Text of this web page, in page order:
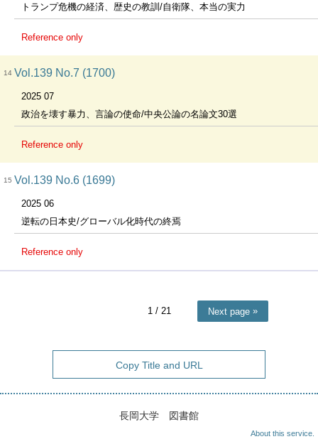
トランプ危機の経済、歴史の教訓/自衛隊、本当の実力
Reference only
14 Vol.139 No.7 (1700)
2025 07
政治を壊す暴力、言論の使命/中央公論の名論文30選
Reference only
15 Vol.139 No.6 (1699)
2025 06
逆転の日本史/グローバル化時代の終焉
Reference only
1/ 21 Next page
Copy Title and URL
長岡大学 図書館
About this service.